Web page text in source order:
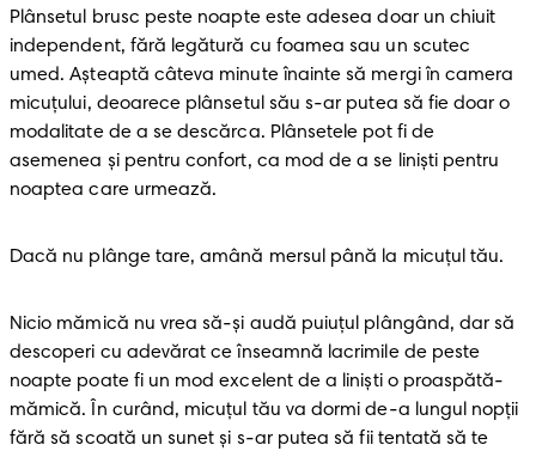
Plânsetul brusc peste noapte este adesea doar un chiuit
independent, fără legătură cu foamea sau un scutec
umed. Așteaptă câteva minute înainte să mergi în camera
micuțului, deoarece plânsetul său s-ar putea să fie doar o
modalitate de a se descărca. Plânsetele pot fi de
asemenea și pentru confort, ca mod de a se liniști pentru
noaptea care urmează.
Dacă nu plânge tare, amână mersul până la micuțul tău.
Nicio mămică nu vrea să-și audă puiuțul plângând, dar să
descoperi cu adevărat ce înseamnă lacrimile de peste
noapte poate fi un mod excelent de a liniști o proaspătă-
mămică. În curând, micuțul tău va dormi de-a lungul nopții
fără să scoată un sunet și s-ar putea să fii tentată să te